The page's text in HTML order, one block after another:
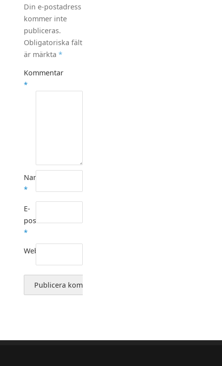
Din e-postadress
kommer inte
publiceras.
Obligatoriska fält
är märkta *
Kommentar
*
Namn
*
E-
postadress
*
Webbplats